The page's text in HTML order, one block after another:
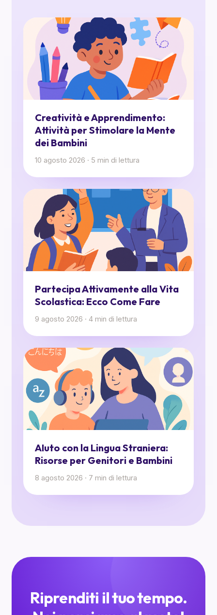
Creatività e Apprendimento:
Attività per Stimolare la Mente
dei Bambini
10 agosto 2026 · 5 min di lettura
Partecipa Attivamente alla Vita
Scolastica: Ecco Come Fare
9 agosto 2026 · 4 min di lettura
AIuto con la Lingua Straniera:
Risorse per Genitori e Bambini
8 agosto 2026 · 7 min di lettura
Riprenditi il tuo tempo.